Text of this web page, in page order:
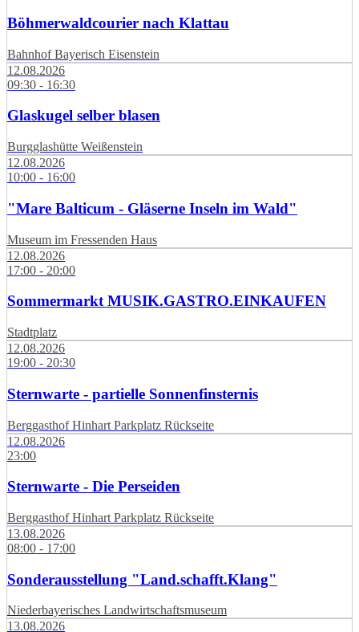
Böhmerwaldcourier nach Klattau
Bahnhof Bayerisch Eisenstein
12.08.2026
09:30 - 16:30
Glaskugel selber blasen
Burgglashütte Weißenstein
12.08.2026
10:00 - 16:00
"Mare Balticum - Gläserne Inseln im Wald"
Museum im Fressenden Haus
12.08.2026
17:00 - 20:00
Sommermarkt MUSIK.GASTRO.EINKAUFEN
Stadtplatz
12.08.2026
19:00 - 20:30
Sternwarte - partielle Sonnenfinsternis
Berggasthof Hinhart Parkplatz Rückseite
12.08.2026
23:00
Sternwarte - Die Perseiden
Berggasthof Hinhart Parkplatz Rückseite
13.08.2026
08:00 - 17:00
Sonderausstellung "Land.schafft.Klang"
Niederbayerisches Landwirtschaftsmuseum
13.08.2026